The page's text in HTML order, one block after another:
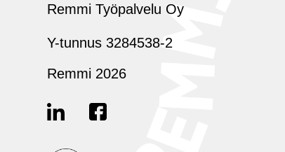
Remmi Työpalvelu Oy
Y-tunnus 3284538-2
Remmi 2026